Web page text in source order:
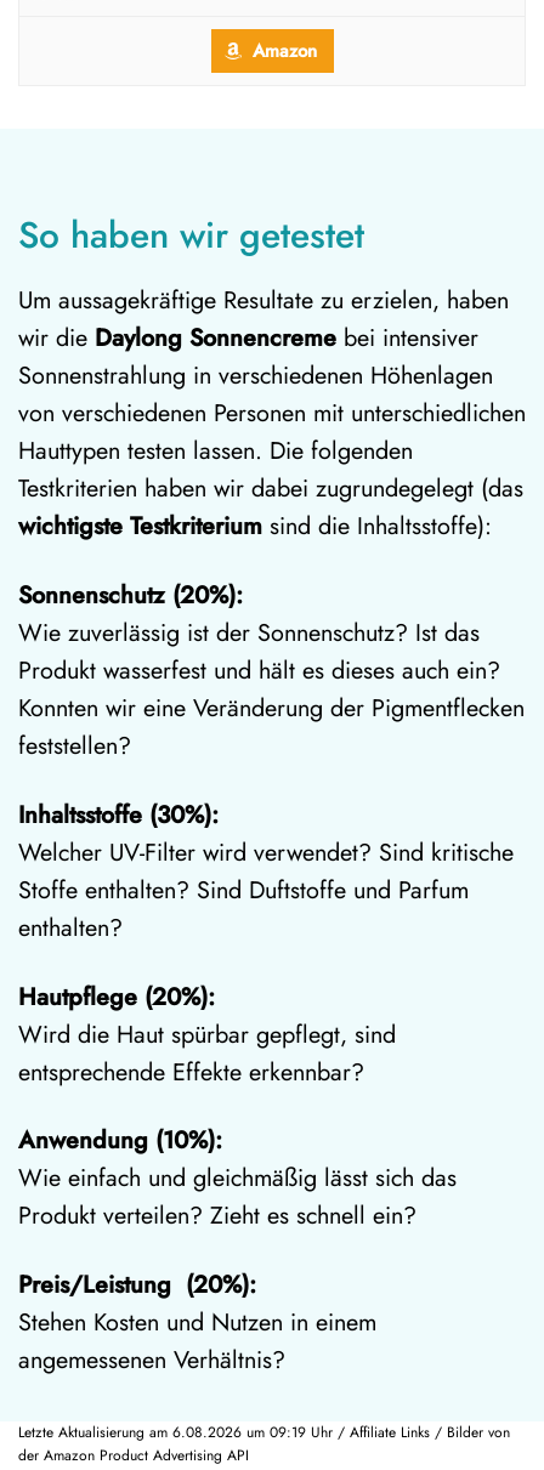
Amazon
So haben wir getestet
Um aussagekräftige Resultate zu erzielen, haben
wir die Daylong Sonnencreme bei intensiver
Sonnenstrahlung in verschiedenen Höhenlagen
von verschiedenen Personen mit unterschiedlichen
Hauttypen testen lassen. Die folgenden
Testkriterien haben wir dabei zugrundegelegt (das
wichtigste Testkriterium sind die Inhaltsstoffe):
Sonnenschutz(20%):
Wie zuverlässig ist der Sonnenschutz? Ist das
Produkt wasserfest und hält es dieses auch ein?
Konnten wir eine Veränderung der Pigmentflecken
feststellen?
Inhaltsstoffe (30%):
Welcher UV-Filter wird verwendet? Sind kritische
Stoffe enthalten? Sind Duftstoffe und Parfum
enthalten?
Hautpflege (20%):
Wird die Haut spürbar gepflegt, sind
entsprechende Effekte erkennbar?
Anwendung (10%):
Wie einfach und gleichmäßig lässt sich das
Produkt verteilen? Zieht es schnell ein?
Preis/Leistung (20%):
Stehen Kosten und Nutzen in einem
angemessenen Verhältnis?
Letzte Aktualisierung am 6.08.2026 um 09:19 Uhr / Affiliate Links / Bilder von
der Amazon Product Advertising API